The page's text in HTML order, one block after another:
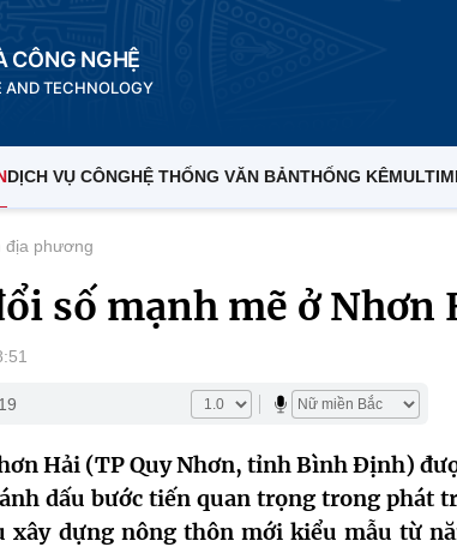
CÔNG NGHỆ
AND TECHNOLOGY
DỊCH VỤ CÔNGHỆ THỐNG VĂN BẢNTHỐNG KÊ
địa phương
số mạnh mẽ ở Nhơn
Hải (TP Quy Nhơn, tỉnh Bình Định)
dấu bước tiến quan trọng trong phát
xây dựng nông thôn mới kiểu mẫu từ